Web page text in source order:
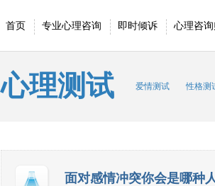
首页 专业心理咨询 即时倾诉 心理咨询
心理测试 爱情测试 性格测
面对感情冲突你会是哪种